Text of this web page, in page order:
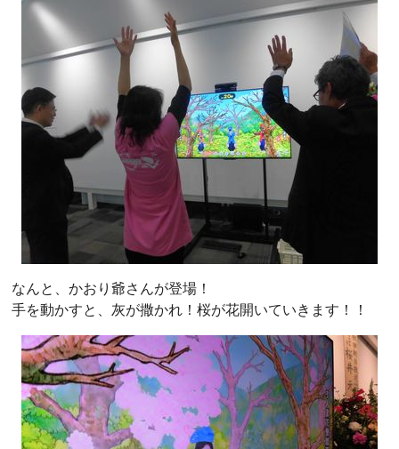
なんと、かおり爺さんが登場！
手を動かすと、灰が撒かれ！桜が花開いていきます！！